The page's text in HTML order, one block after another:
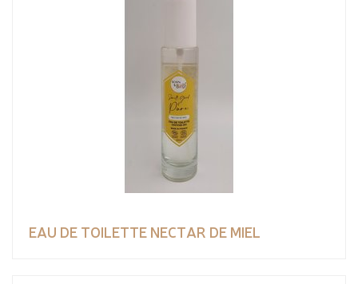
EAU DE TOILETTE NECTAR DE MIEL